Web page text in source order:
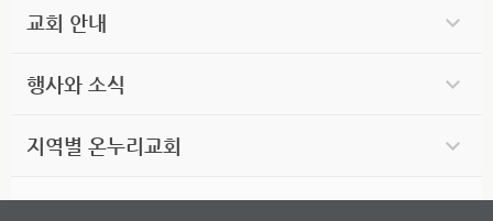
교회 안내
행사와 소식
지역별 온누리교회